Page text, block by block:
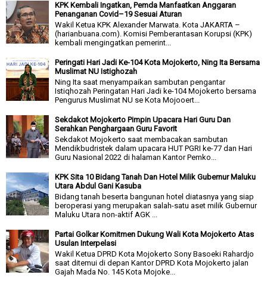
KPK Kembali Ingatkan, Pemda Manfaatkan Anggaran
Penanganan Covid–19 Sesuai Aturan
Wakil Ketua KPK Alexander Marwata. Kota JAKARTA –
(harianbuana.com). Komisi Pemberantasan Korupsi (KPK)
kembali mengingatkan pemerint...
Peringati Hari Jadi Ke-104 Kota Mojokerto, Ning Ita Bersama
Muslimat NU Istighozah
Ning Ita saat menyampaikan sambutan pengantar
Istiqhozah Peringatan Hari Jadi ke-104 Mojokerto bersama
Pengurus Muslimat NU se Kota Mojooert...
Sekdakot Mojokerto Pimpin Upacara Hari Guru Dan
Serahkan Penghargaan Guru Favorit
Sekdakot Mojokerto saat membacakan sambutan
Mendikbudristek dalam upacara HUT PGRI ke-77 dan Hari
Guru Nasional 2022 di halaman Kantor Pemko...
KPK Sita 10 Bidang Tanah Dan Hotel Milik Gubernur Maluku
Utara Abdul Gani Kasuba
Bidang tanah beserta bangunan hotel diatasnya yang siap
beroperasi yang merupakan salah-satu aset milik Gubernur
Maluku Utara non-aktif AGK ...
Partai Golkar Komitmen Dukung Wali Kota Mojokerto Atas
Usulan Interpelasi
Wakil Ketua DPRD Kota Mojokerto Sony Basoeki Rahardjo
saat ditemui di depan Kantor DPRD Kota Mojokerto jalan
Gajah Mada No. 145 Kota Mojoke...